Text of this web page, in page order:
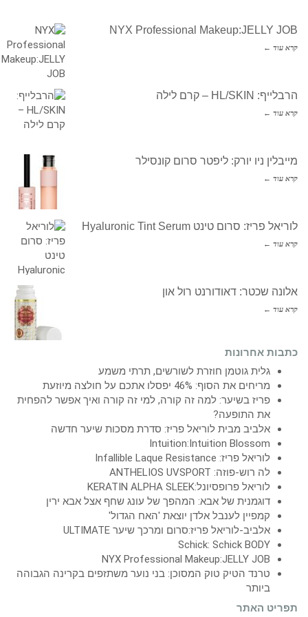
NYX Professional Makeup:JELLY JOB
קרא עוד ←
הרבלייף: HL/SKIN – קרם לילה
קרא עוד ←
מייבלין ניו יורק: ליפטר סרום קונסילר
קרא עוד ←
לוריאל פריז: סרום טינט Hyaluronic Tint Serum
קרא עוד ←
אלונה שכטר: דאודורנט רול און
קרא עוד ←
כתבות אחרונות
גלית גוטמן חוזרת לשורשים, תרתי משמע
מריחים את הסוף: 46% יפסלו אתכם על חולצה מיוזעת
פריז בשיער: למה זה קורה, למי זה קורה ואיך אפשר להפחית
את התופעה?
אלביב מבית לוריאל פריז: סדרת מסכות שיער חדשה
Intuition:Intuition Blossom
לוריאל פריז: Infallible Laque Resistance
לה רוש-פוזה: ANTHELIOS UVSPORT
לוריאל פרופסיונל:KERATIN ALPHA SLEEK
דוגמנית של אבא: המהפך של עונג שחף אצל אבא ירין
קמפיין לענבל אלדן יוצאת 'האח הגדול'
אלביב-לוריאל פריז:סרום ומרכך שיער ULTIMATE
Schick: Schick BODY
NYX Professional Makeup:JELLY JOB
טרנד הטיק טוק המסוכן: בני נוער משתזפים בקרינה הגבוהה
ביותר
תפריט האתר